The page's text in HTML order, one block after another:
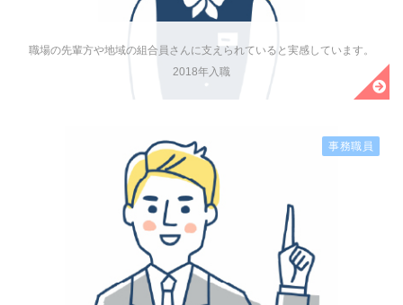
職場の先輩方や地域の組合員さんに支えられていると実感しています。
2018年入職
事務職員